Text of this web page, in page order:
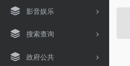
影音娱乐
搜索查询
政府公共